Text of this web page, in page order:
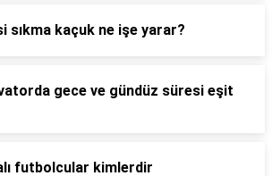
sıkma kaçuk ne işe yarar?
gece ve gündüz süresi eşit
futbolcular kimlerdir